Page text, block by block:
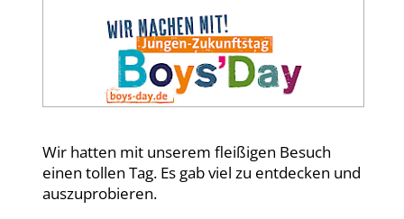
Wir hatten mit unserem fleißigen Besuch
einen tollen Tag. Es gab viel zu entdecken und
auszuprobieren.